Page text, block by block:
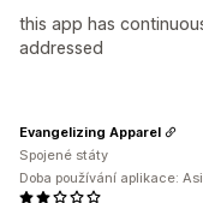
this app has
addressed
Evangelizing Apparel
Spojené státy
Doba používání aplikace: